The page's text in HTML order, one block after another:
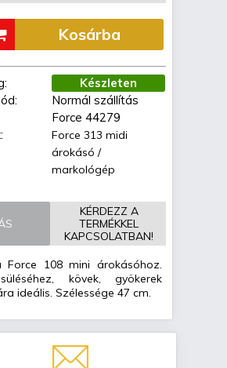
Készleten
Normál szállítás
Force 44279
Force 313 midi
árokásó /
markológép
Kosárba
KÉRDEZZ A
TERMÉKKEL
KAPCSOLATBAN!
Force 108 mini árokásóhoz.
kövek, gyökerek
ideális. Szélessége 47 cm.